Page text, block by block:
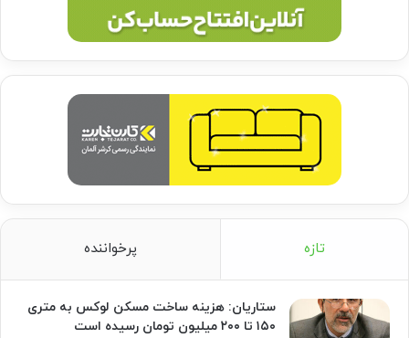
تازه پرخواننده
ستاریان: هزینه ساخت مسکن لوکس به متری
۱۵۰ تا ۲۰۰ میلیون تومان رسیده است